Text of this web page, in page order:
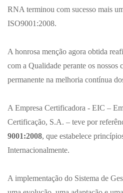
RNA terminou com sucesso mais
ISO9001:2008.
A honrosa menção agora obtida
com a Qualidade perante os nossos
permanente na melhoria contínua
A Empresa Certificadora - EIC –
Certificação, S.A. – teve por
9001:2008, que estabelece
Internacionalmente.
A implementação do Sistema de